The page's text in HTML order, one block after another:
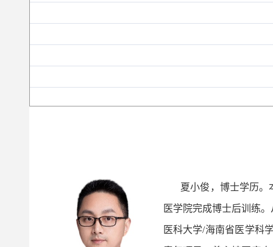
夏小俊，博士学历。
医学院完成博士后训练
医科大学/海南省医学科